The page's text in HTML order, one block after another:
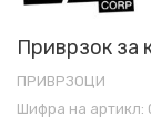
Приврзок за
ПРИВРЗОЦИ
Шифра на артикл: